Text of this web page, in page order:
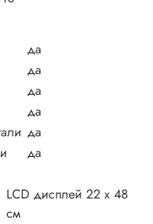
да
да
да
да
да
да
LCD дисплей 22 х 48
см